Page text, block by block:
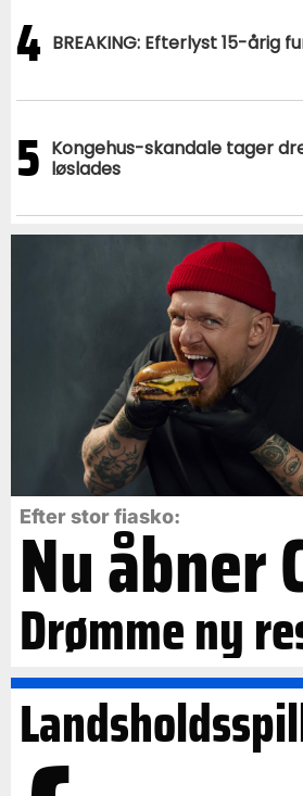
4 BREAKING: Efterlyst 15-årig
5 Kongehus-skandale tager
løslades
Efter stor fiasko:
Nu åbner
Drømme ny